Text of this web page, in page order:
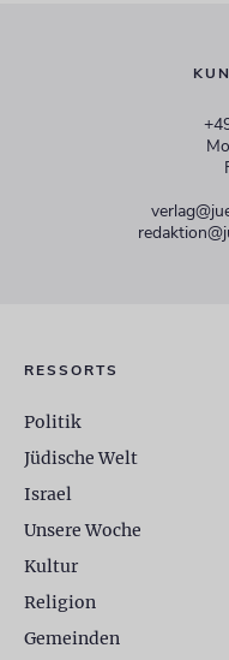
RESSORTS
Politik
Jüdische Welt
Israel
Unsere Woche
Kultur
Religion
Gemeinden